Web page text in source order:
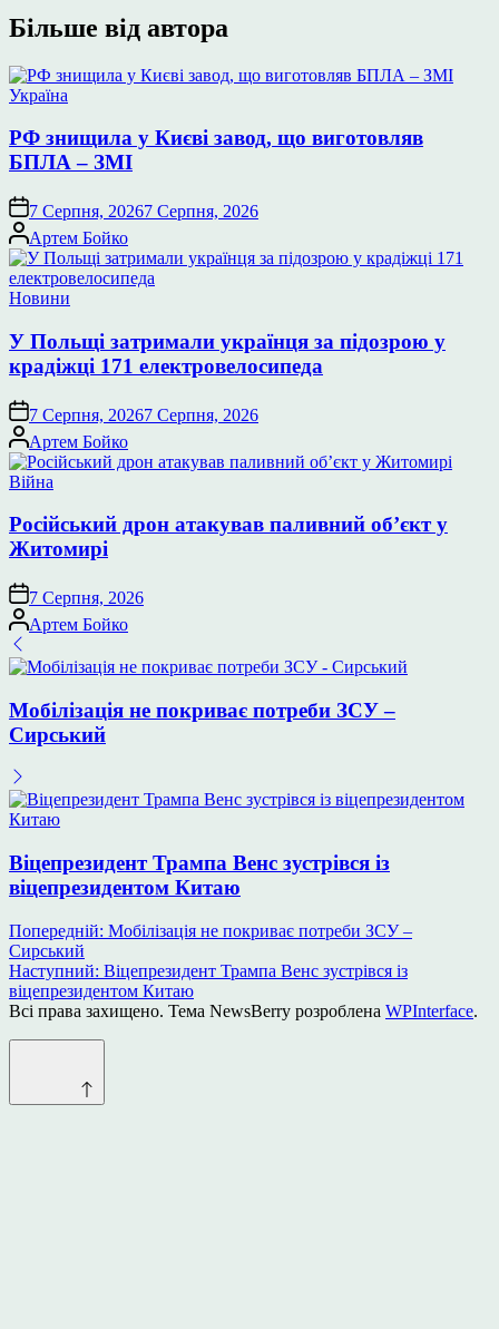
Більше від автора
Опублікувати
Україна
РФ знищила у Києві завод, що виготовляв
БПЛА – ЗМІ
7 Серпня, 20267 Серпня, 2026
Опубліковано
Артем Бойко
Опублікувати
Новини
У Польщі затримали українця за підозрою у
крадіжці 171 електровелосипеда
7 Серпня, 20267 Серпня, 2026
Опубліковано
Артем Бойко
Опублікувати
Війна
Російський дрон атакував паливний об’єкт у
Житомирі
7 Серпня, 2026
Опубліковано
Артем Бойко
Мобілізація не покриває потреби ЗСУ –
Сирський
Віцепрезидент Трампа Венс зустрівся із
віцепрезидентом Китаю
Навігація
записів
Попередній: Мобілізація не покриває потреби ЗСУ –
Сирський
Наступний: Віцепрезидент Трампа Венс зустрівся із
віцепрезидентом Китаю
Всі права захищено. Тема NewsBerry розроблена WPInterface.